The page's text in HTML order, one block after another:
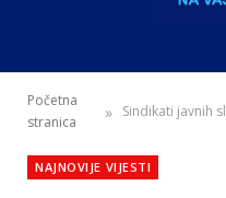
Početna
stranica
»
NAJNOVIJE VIJESTI